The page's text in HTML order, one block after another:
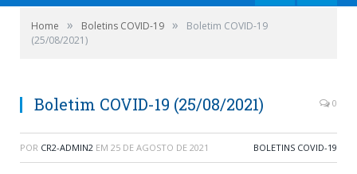
Home » Boletins COVID-19 »
Boletim COVID-19
(25/08/2021)
Boletim COVID-19 (25/08/2021) 0
POR CR2-ADMIN2 EM 25 DE AGOSTO DE 2021 BOLETINS COVID-19